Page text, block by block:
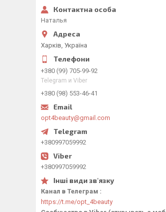
Наталья
Харків, Україна
+380 (99) 705-99-92
Telegram и Viber
+380 (98) 553-46-41
opt4beauty@gmail.com
+380997059992
+380997059992
Канал в Телеграм
https://t.me/opt_4beauty